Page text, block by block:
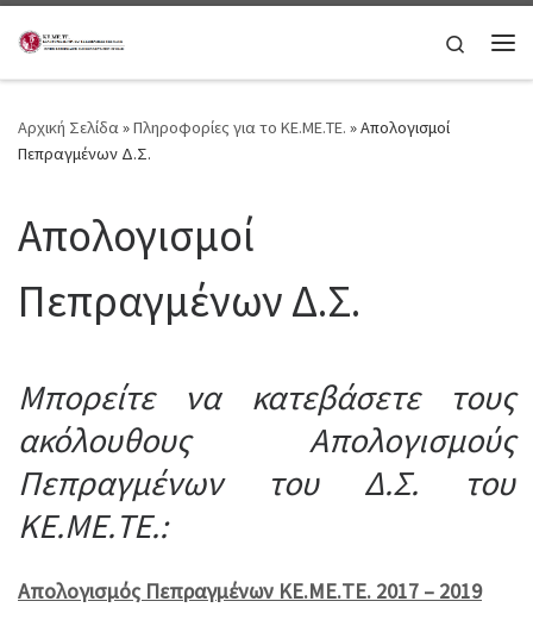
Μετάβαση στο περιεχόμενο
Search
Αρχική Σελίδα»Πληροφορίες για το ΚΕ.ΜΕ.ΤΕ. »Απολογισμοί
Πεπραγμένων Δ.Σ.
Απολογισμοί
Πεπραγμένων Δ.Σ.
Μπορείτε να κατεβάσετε τους
ακόλουθους Απολογισμούς
Πεπραγμένων του Δ.Σ. του
ΚΕ.ΜΕ.ΤΕ.:
Απολογισμός Πεπραγμένων ΚΕ.ΜΕ.ΤΕ. 2017 – 2019